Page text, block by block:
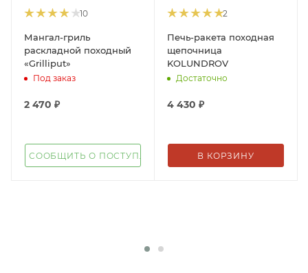
10
Мангал-гриль
раскладной походный
«Grilliput»
Под заказ
2 470 ₽
СООБЩИТЬ О ПОСТУПЛЕНИИ
2
Печь-ракета походная
щепочница
KOLUNDROV
Достаточно
4 430 ₽
В КОРЗИНУ